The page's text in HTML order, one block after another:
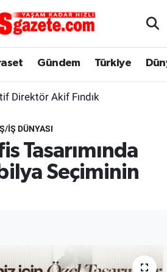
Gündem Türkiye
Direktör Akif Fındık
İŞ DÜNYASI
Tasarımında
Seçiminin
Eczaneler
ve Fikstür